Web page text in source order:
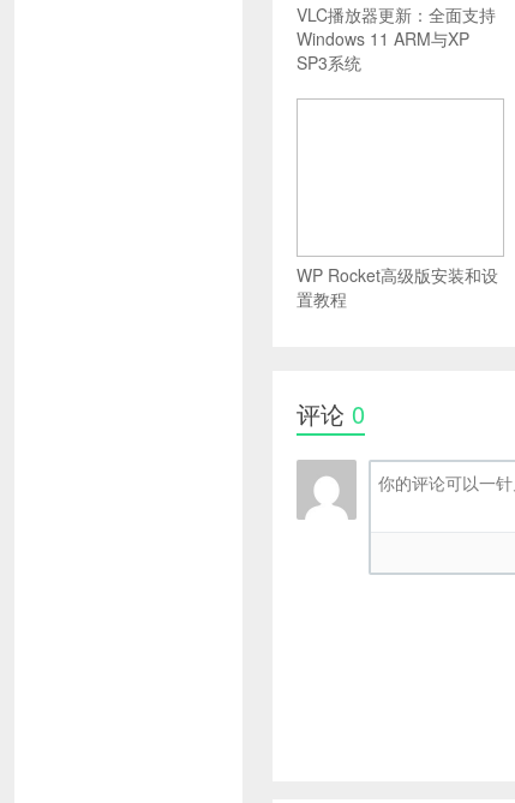
VLC播放器更新：全面支持
Windows 11 ARM与XP
SP3系统
WP Rocket高级版安装和设
置教程
评论 0